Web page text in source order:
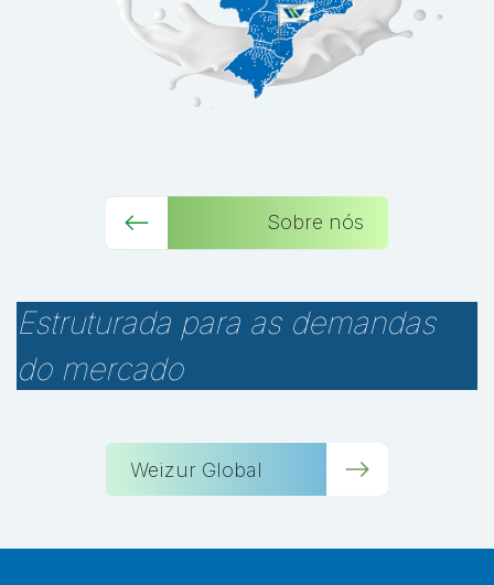
Sobre nós
Estruturada para as demandas
do mercado
Weizur Global